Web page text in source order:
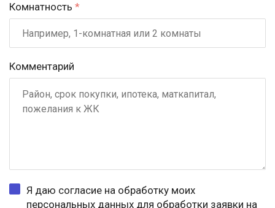
Комнатность *
Комментарий
Я даю согласие на обработку моих
персональных данных для обработки заявки на